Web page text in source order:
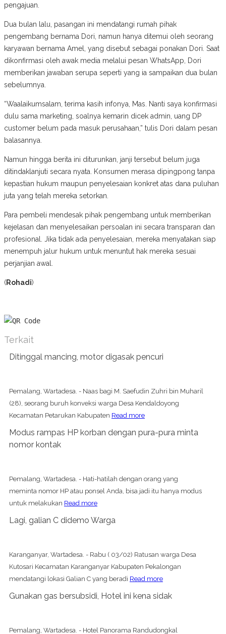
pengajuan.
Dua bulan lalu, pasangan ini mendatangi rumah pihak
pengembang bernama Dori, namun hanya ditemui oleh seorang
karyawan bernama Amel, yang disebut sebagai ponakan Dori. Saat
dikonfirmasi oleh awak media melalui pesan WhatsApp, Dori
memberikan jawaban serupa seperti yang ia sampaikan dua bulan
sebelumnya.
“Waalaikumsalam, terima kasih infonya, Mas. Nanti saya konfirmasi
dulu sama marketing, soalnya kemarin dicek admin, uang DP
customer belum pada masuk perusahaan,” tulis Dori dalam pesan
balasannya.
Namun hingga berita ini diturunkan, janji tersebut belum juga
ditindaklanjuti secara nyata. Konsumen merasa dipingpong tanpa
kepastian hukum maupun penyelesaian konkret atas dana puluhan
juta yang telah mereka setorkan.
Para pembeli mendesak pihak pengembang untuk memberikan
kejelasan dan menyelesaikan persoalan ini secara transparan dan
profesional. Jika tidak ada penyelesaian, mereka menyatakan siap
menempuh jalur hukum untuk menuntut hak mereka sesuai
perjanjian awal.
(Rohadi)
Terkait
Ditinggal mancing, motor digasak pencuri
Pemalang, Wartadesa. - Naas bagi M. Saefudin Zuhri bin Muharil
(28), seorang buruh konveksi warga Desa Kendaldoyong
Kecamatan Petarukan Kabupaten Read more
Modus rampas HP korban dengan pura-pura minta
nomor kontak
Pemalang, Wartadesa. - Hati-hatilah dengan orang yang
meminta nomor HP atau ponsel Anda, bisa jadi itu hanya modus
untuk melakukan Read more
Lagi, galian C didemo Warga
Karanganyar, Wartadesa. - Rabu ( 03/02) Ratusan warga Desa
Kutosari Kecamatan Karanganyar Kabupaten Pekalongan
mendatangi lokasi Galian C yang beradi Read more
Gunakan gas bersubsidi, Hotel ini kena sidak
Pemalang, Wartadesa. - Hotel Panorama Randudongkal